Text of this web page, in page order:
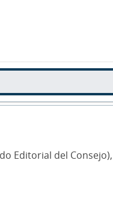
Editorial del Consejo),